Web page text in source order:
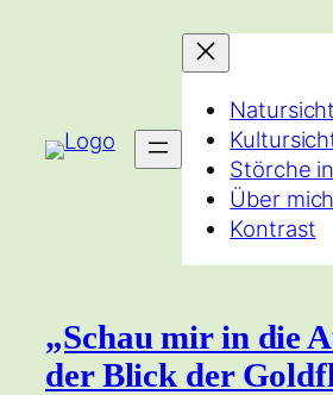
Natursicht
Störche
Über mich
Kontrast
„Schau mir in die
der Blick der